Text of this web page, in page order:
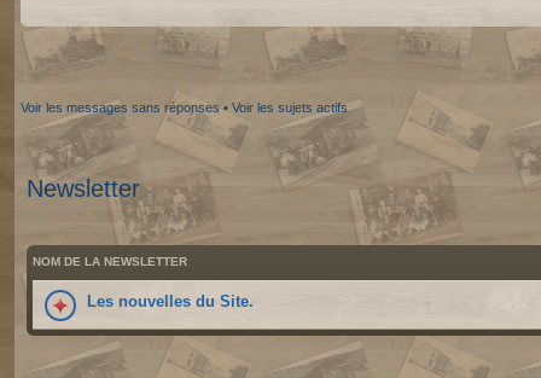
Voir les messages sans réponses • Voir les sujets actifs
Newsletter
NOM DE LA NEWSLETTER
Les nouvelles du Site.